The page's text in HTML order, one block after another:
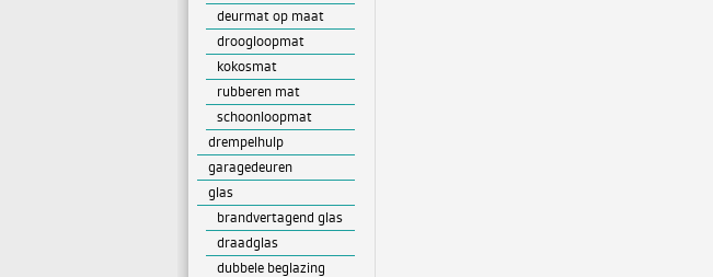
deurmat op maat
droogloopmat
kokosmat
rubberen mat
schoonloopmat
drempelhulp
garagedeuren
glas
brandvertagend glas
draadglas
dubbele beglazing